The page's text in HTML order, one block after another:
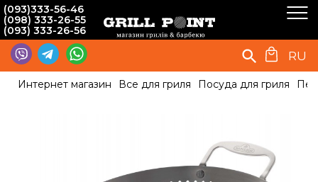
(093)333-56-46
(098) 333-26-55
(093) 333-26-56
RU
Интернет магазин Все для гриля Посуда для гриля